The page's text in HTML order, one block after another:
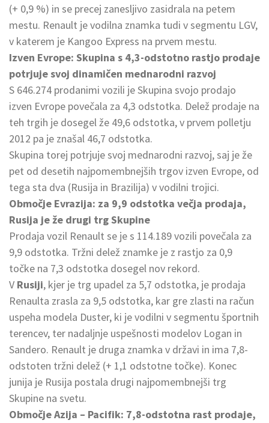
(+ 0,9 %) in se precej zanesljivo zasidrala na petem
mestu. Renault je vodilna znamka tudi v segmentu LGV,
v katerem je Kangoo Express na prvem mestu.
Izven Evrope: Skupina s 4,3-odstotno rastjo prodaje
potrjuje svoj dinamičen mednarodni razvoj
S 646.274 prodanimi vozili je Skupina svojo prodajo
izven Evrope povečala za 4,3 odstotka. Delež prodaje na
teh trgih je dosegel že 49,6 odstotka, v prvem polletju
2012 pa je znašal 46,7 odstotka.
Skupina torej potrjuje svoj mednarodni razvoj, saj je že
pet od desetih najpomembnejših trgov izven Evrope, od
tega sta dva (Rusija in Brazilija) v vodilni trojici.
Območje Evrazija: za 9,9 odstotka večja prodaja,
Rusija je že drugi trg Skupine
Prodaja vozil Renault se je s 114.189 vozili povečala za
9,9 odstotka. Tržni delež znamke je z rastjo za 0,9
točke na 7,3 odstotka dosegel nov rekord.
V Rusiji, kjer je trg upadel za 5,7 odstotka, je prodaja
Renaulta zrasla za 9,5 odstotka, kar gre zlasti na račun
uspeha modela Duster, ki je vodilni v segmentu športnih
terencev, ter nadaljnje uspešnosti modelov Logan in
Sandero. Renault je druga znamka v državi in ima 7,8-
odstoten tržni delež (+ 1,1 odstotne točke). Konec
junija je Rusija postala drugi najpomembnejši trg
Skupine na svetu.
Območje Azija – Pacifik: 7,8-odstotna rast prodaje,